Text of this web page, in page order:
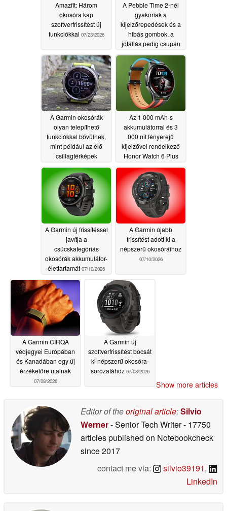
Amazfit: Három
okosóra kap
szoftverfrissítést új
funkciókkal 07/23/2026
A Pebble Time 2-nél
gyakoriak a
kijelzőrepedések és a
hibás gombok, a
jótállás pedig csupán
07/13/2026
A Garmin okosórák
olyan telepíthető
funkciókkal bővülnek,
mint például az élő
csillagtérképek
07/11/2026
Az 1 000 mAh-s
akkumulátorral és 3
000 nit fényerejű
kijelzővel rendelkező
Honor Watch 6 Plus
jelenik meg07/11/2026
A Garmin új frissítéssel
javítja a
csúcskategóriás
okosórák akkumulátor-
élettartamát 07/10/2026
A Garmin újabb
frissítést adott ki a
népszerű okosóráihoz
07/10/2026
A Garmin CIRQA
védjegyei Európában
és Kanadában egy új
érzékelőre utalnak
07/08/2026
A Garmin új
szoftverfrissítést bocsát
ki népszerű okosóra-
sorozatához 07/08/2026
Show more articles
Editor of theoriginal article:Silvio
Werner- Senior Tech Writer- 17750
articles published on Notebookcheck
since 2017
contact me via:
silvio39191,
LinkedIn